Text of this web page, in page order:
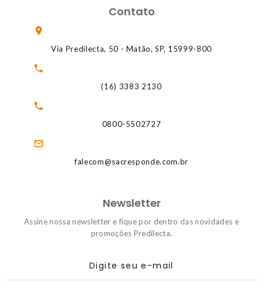
Contato
Via Predilecta, 50 - Matão, SP, 15999-800
(16) 3383 2130
0800-5502727
falecom@sacresponde.com.br
Newsletter
Assine nossa newsletter e fique por dentro das novidades e
promoções Predilecta.
Digite seu e-mail